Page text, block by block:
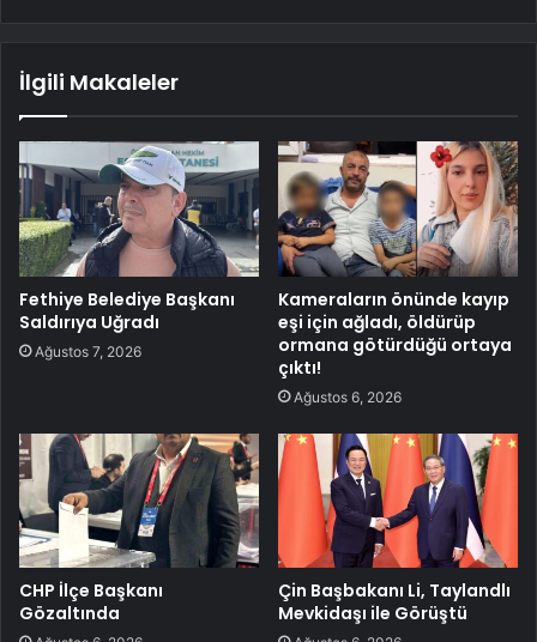
İlgili Makaleler
Fethiye Belediye Başkanı
Saldırıya Uğradı
Ağustos 7, 2026
Kameraların önünde kayıp
eşi için ağladı, öldürüp
ormana götürdüğü ortaya
çıktı!
Ağustos 6, 2026
CHP İlçe Başkanı
Gözaltında
Çin Başbakanı Li, Taylandlı
Mevkidaşı ile Görüştü